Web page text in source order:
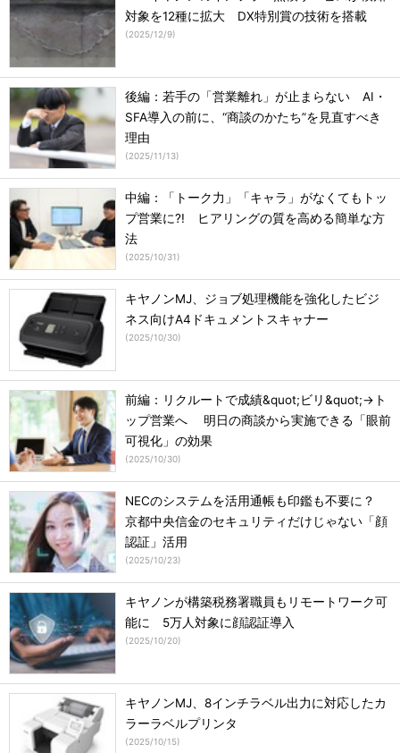
対象を12種に拡大 DX特別賞の技術を搭載
(2025/12/9)
後編：若手の「営業離れ」が止まらない AI・
SFA導入の前に、“商談のかたち”を見直すべき
理由
(2025/11/13)
中編：「トーク力」「キャラ」がなくてもトッ
プ営業に?! ヒアリングの質を高める簡単な方
法
(2025/10/31)
キヤノンMJ、ジョブ処理機能を強化したビジ
ネス向けA4ドキュメントスキャナー
(2025/10/30)
前編：リクルートで成績&quot;ビリ&quot;→ト
ップ営業へ 明日の商談から実施できる「眼前
可視化」の効果
(2025/10/30)
NECのシステムを活用通帳も印鑑も不要に？
京都中央信金のセキュリティだけじゃない「顔
認証」活用
(2025/10/23)
キヤノンが構築税務署職員もリモートワーク可
能に 5万人対象に顔認証導入
(2025/10/20)
キヤノンMJ、8インチラベル出力に対応したカ
ラーラベルプリンタ
(2025/10/15)